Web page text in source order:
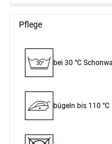
Pflege
30° bei 30 °C
bügeln bis 110 °C